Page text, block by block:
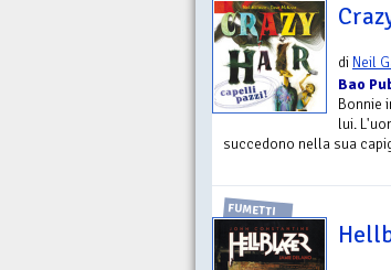
di Neil
Bao
Bonnie
lui.
succedono nella sua
FUMETTI